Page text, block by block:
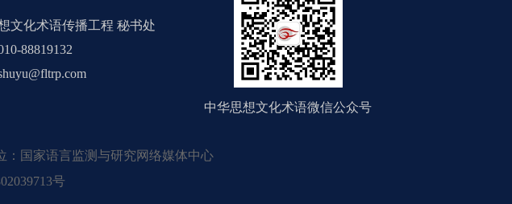
文化术语传播工程 秘书处
88819132
中华思想文化术语微信公众号
国家语言监测与研究网络媒体中心
号